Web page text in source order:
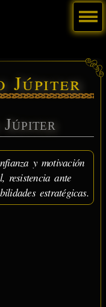
Júpiter
y motivación
resistencia ante
estratégicas.
Menú